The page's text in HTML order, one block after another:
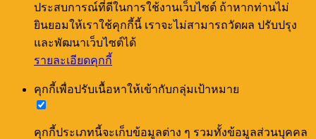
ประสบการณ์ที่ดีในการใช้งานเว็บไซต์ ถ้าหากท่านไม่
ยินยอมให้เราใช้คุกกี้นี้ เราจะไม่สามารถวัดผล ปรับปรุง
และพัฒนาเว็บไซต์ได้
รายละเอียดคุกกี้
คุกกี้เพื่อปรับเนื้อหาให้เข้ากับกลุ่มเป้าหมาย
คุกกี้ประเภทนี้จะเก็บข้อมูลต่าง ๆ รวมทั้งข้อมูลส่วนบุคคล